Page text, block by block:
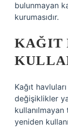
bulunmayan
kurumasıdır.
KAĞIT
Kağıt
değişiklikler
yeniden